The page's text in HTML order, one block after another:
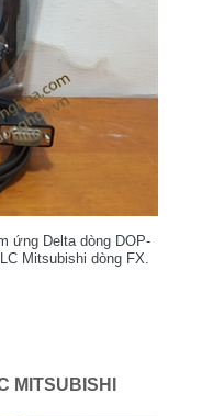
ứng Delta dòng DOP-
Mitsubishi dòng FX.
MITSUBISHI